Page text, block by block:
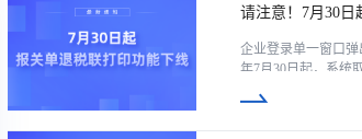
请注意！7月30日
企业登录单一窗口弹
年7月30日起，系统
印； ...